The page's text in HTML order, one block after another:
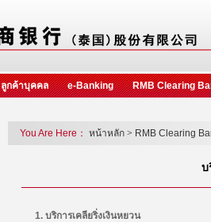
ลูกค้าบุคคล e-Banking RMB Clearing
You Are Here： หน้าหลัก > RMB Clearing
บ
1. บริการเคลียริ่งเงินหยวน